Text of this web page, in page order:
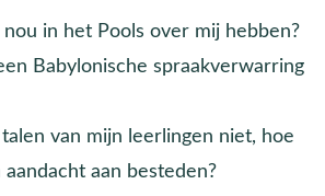
nou in het Pools over mij hebben?
Babylonische spraakverwarring
talen van mijn leerlingen niet, hoe
aandacht aan besteden?